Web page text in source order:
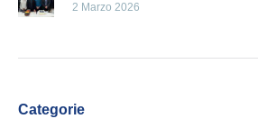
2 Marzo 2026
Categorie